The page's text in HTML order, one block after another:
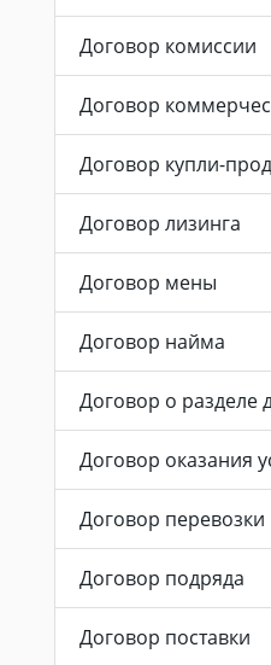
Договор комиссии
Договор
Договор купли-
Договор лизинга
Договор мены
Договор найма
Договор о разделе
Договор оказания
Договор перевозки
Договор подряда
Договор поставки